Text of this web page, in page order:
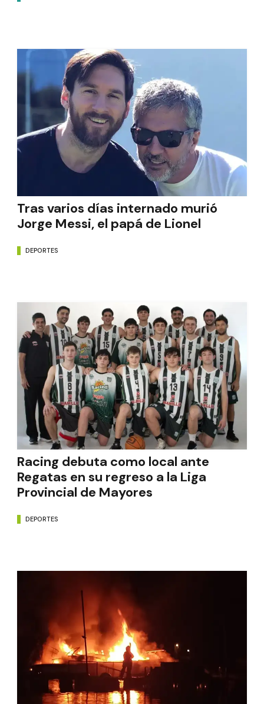
Tras varios días internado murió
Jorge Messi, el papá de Lionel
DEPORTES
Racing debuta como local ante
Regatas en su regreso a la Liga
Provincial de Mayores
DEPORTES